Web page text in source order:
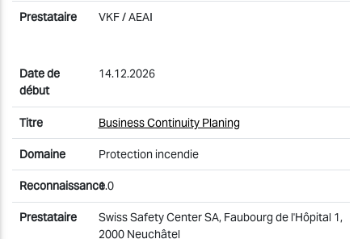
VKF / AEAI
14.12.2026
Business Continuity Planing
Protection incendie
1.0
Swiss Safety Center SA, Faubourg de l'Hôpital 1,
2000 Neuchâtel